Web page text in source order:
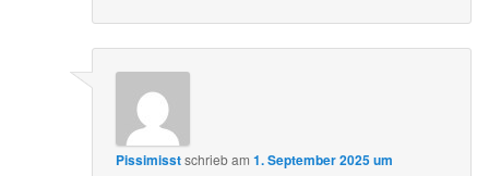
Pissimisstschriebam1. September 2025 um